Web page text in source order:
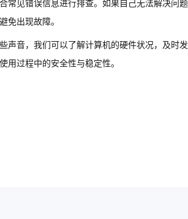
常见错误信息进行排查。如果自己无法解决问
免出现故障。
声音，我们可以了解计算机的硬件状况，及时
过程中的安全性与稳定性。